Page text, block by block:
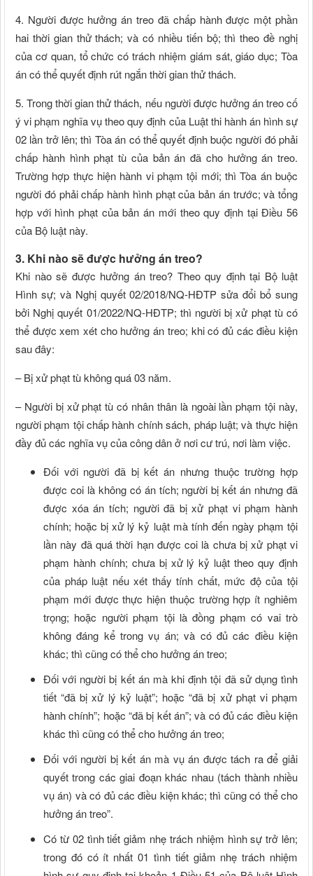
4. Người được hưởng án treo đã chấp hành được một phần
hai thời gian thử thách; và có nhiều tiến bộ; thì theo đề nghị
của cơ quan, tổ chức có trách nhiệm giám sát, giáo dục; Tòa
án có thể quyết định rút ngắn thời gian thử thách.
5. Trong thời gian thử thách, nếu người được hưởng án treo cố
ý vi phạm nghĩa vụ theo quy định của Luật thi hành án hình sự
02 lần trở lên; thì Tòa án có thể quyết định buộc người đó phải
chấp hành hình phạt tù của bản án đã cho hưởng án treo.
Trường hợp thực hiện hành vi phạm tội mới; thì Tòa án buộc
người đó phải chấp hành hình phạt của bản án trước; và tổng
hợp với hình phạt của bản án mới theo quy định tại Điều 56
của Bộ luật này.
3. Khi nào sẽ được hưởng án treo?
Khi nào sẽ được hưởng án treo? Theo quy định tại Bộ luật
Hình sự; và Nghị quyết 02/2018/NQ-HĐTP sửa đổi bổ sung
bởi Nghị quyết 01/2022/NQ-HĐTP; thì người bị xử phạt tù có
thể được xem xét cho hưởng án treo; khi có đủ các điều kiện
sau đây:
– Bị xử phạt tù không quá 03 năm.
– Người bị xử phạt tù có nhân thân là ngoài lần phạm tội này,
người phạm tội chấp hành chính sách, pháp luật; và thực hiện
đầy đủ các nghĩa vụ của công dân ở nơi cư trú, nơi làm việc.
Đối với người đã bị kết án nhưng thuộc trường hợp
được coi là không có án tích; người bị kết án nhưng đã
được xóa án tích; người đã bị xử phạt vi phạm hành
chính; hoặc bị xử lý kỷ luật mà tính đến ngày phạm tội
lần này đã quá thời hạn được coi là chưa bị xử phạt vi
phạm hành chính; chưa bị xử lý kỷ luật theo quy định
của pháp luật nếu xét thấy tính chất, mức độ của tội
phạm mới được thực hiện thuộc trường hợp ít nghiêm
trọng; hoặc người phạm tội là đồng phạm có vai trò
không đáng kể trong vụ án; và có đủ các điều kiện
khác; thì cũng có thể cho hưởng án treo;
Đối với người bị kết án mà khi định tội đã sử dụng tình
tiết “đã bị xử lý kỷ luật”; hoặc “đã bị xử phạt vi phạm
hành chính”; hoặc “đã bị kết án”; và có đủ các điều kiện
khác thì cũng có thể cho hưởng án treo;
Đối với người bị kết án mà vụ án được tách ra để giải
quyết trong các giai đoạn khác nhau (tách thành nhiều
vụ án) và có đủ các điều kiện khác; thì cũng có thể cho
hưởng án treo”.
Có từ 02 tình tiết giảm nhẹ trách nhiệm hình sự trở lên;
trong đó có ít nhất 01 tình tiết giảm nhẹ trách nhiệm